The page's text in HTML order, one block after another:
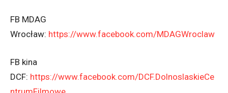
FB MDAG
Wrocław: https://www.facebook.com/MDAGWroclaw
FB kina
DCF: https://www.facebook.com/DCF.DolnoslaskieCe